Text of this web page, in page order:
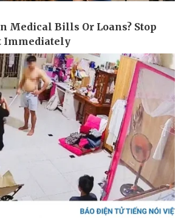
Thị trường
Giá vàng
Tiêu dùng
Tỷ giá
Chứng khoán